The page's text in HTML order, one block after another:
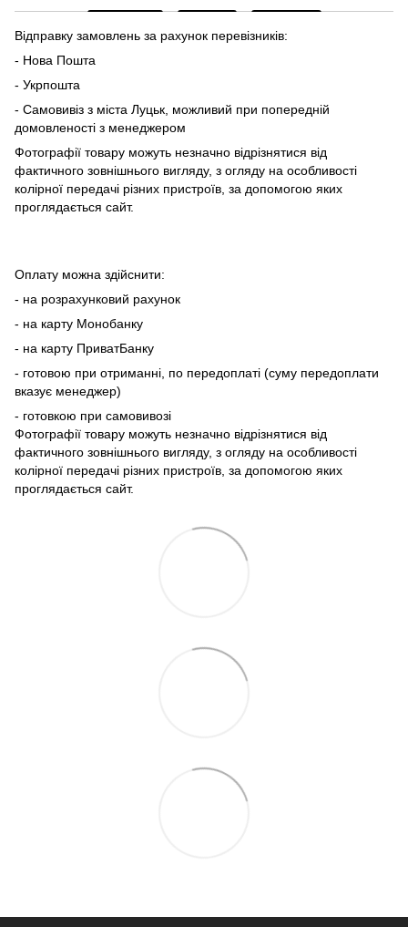
Відправку замовлень за рахунок перевізників:
- Нова Пошта
- Укрпошта
- Самовивіз з міста Луцьк, можливий при попередній
домовленості з менеджером
Фотографії товару можуть незначно відрізнятися від
фактичного зовнішнього вигляду, з огляду на особливості
колірної передачі різних пристроїв, за допомогою яких
проглядається сайт.
Оплату можна здійснити:
- на розрахунковий рахунок
- на карту Монобанку
- на карту ПриватБанку
- готовою при отриманні, по передоплаті (суму передоплати
вказує менеджер)
- готовкою при самовивозі
Фотографії товару можуть незначно відрізнятися від
фактичного зовнішнього вигляду, з огляду на особливості
колірної передачі різних пристроїв, за допомогою яких
проглядається сайт.